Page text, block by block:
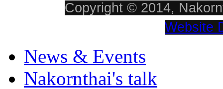
Copyright © 2014,
Website
News & Events
Nakornthai's talk